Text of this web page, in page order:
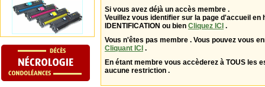
Si vous avez déjà un accès membre .
Veuillez vous identifier sur la page d'accueil en
IDENTIFICATION ou bien Cliquez ICI .
Vous n'êtes pas membre . Vous pouvez vous
Cliquant ICI .
En étant membre vous accèderez à TOUS les
aucune restriction .